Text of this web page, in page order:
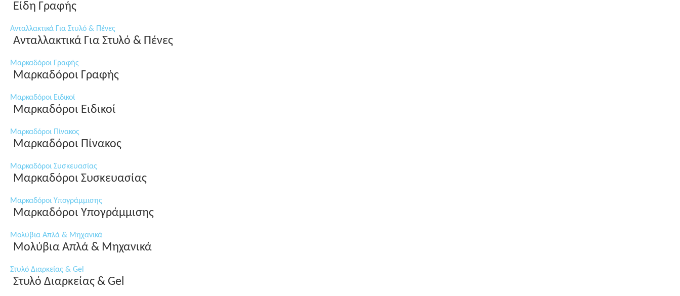
Είδη Γραφής
Ανταλλακτικά Για Στυλό & Πένες
Ανταλλακτικά Για Στυλό & Πένες
Μαρκαδόροι Γραφής
Μαρκαδόροι Γραφής
Μαρκαδόροι Ειδικοί
Μαρκαδόροι Ειδικοί
Μαρκαδόροι Πίνακος
Μαρκαδόροι Πίνακος
Μαρκαδόροι Συσκευασίας
Μαρκαδόροι Συσκευασίας
Μαρκαδόροι Υπογράμμισης
Μαρκαδόροι Υπογράμμισης
Μολύβια Απλά & Μηχανικά
Μολύβια Απλά & Μηχανικά
Στυλό Διαρκείας & Gel
Στυλό Διαρκείας & Gel